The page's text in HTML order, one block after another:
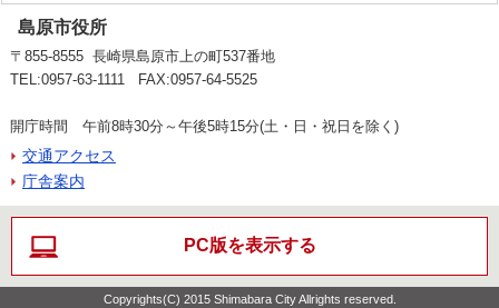
島原市役所
〒855-8555 長崎県島原市上の町537番地
TEL:0957-63-1111 FAX:0957-64-5525
開庁時間 午前8時30分～午後5時15分(土・日・祝日を除く)
交通アクセス
庁舎案内
PC版を表示する
Copyrights(C) 2015 Shimabara City Allrights reserved.